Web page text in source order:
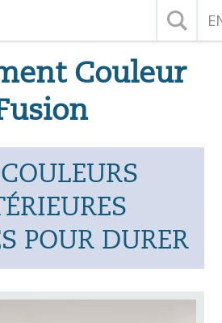
Couleur
POUR DURER